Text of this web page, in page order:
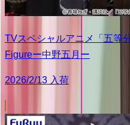
TVスペシャルアニメ「五
Figureー中野五月ー
2026/2/13 入荷